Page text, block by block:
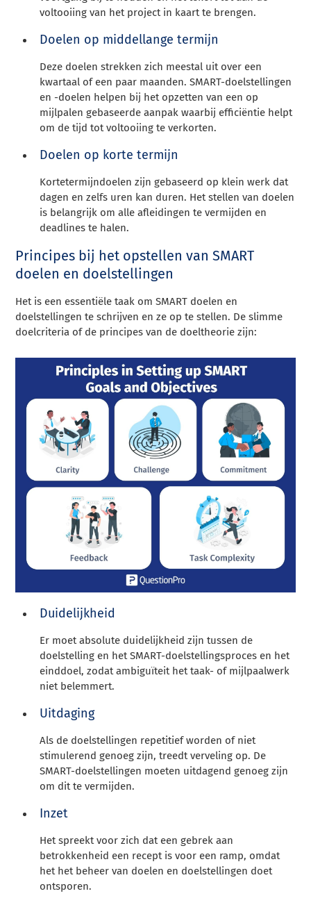
voltooiing van het project in kaart te brengen.
Doelen op middellange termijn
Deze doelen strekken zich meestal uit over een
kwartaal of een paar maanden. SMART-doelstellingen
en -doelen helpen bij het opzetten van een op
mijlpalen gebaseerde aanpak waarbij efficiëntie helpt
om de tijd tot voltooiing te verkorten.
Doelen op korte termijn
Kortetermijndoelen zijn gebaseerd op klein werk dat
dagen en zelfs uren kan duren. Het stellen van doelen
is belangrijk om alle afleidingen te vermijden en
deadlines te halen.
Principes bij het opstellen van SMART
doelen en doelstellingen
Het is een essentiële taak om SMART doelen en
doelstellingen te schrijven en ze op te stellen. De slimme
doelcriteria of de principes van de doeltheorie zijn:
Duidelijkheid
Er moet absolute duidelijkheid zijn tussen de
doelstelling en het SMART-doelstellingsproces en het
einddoel, zodat ambiguïteit het taak- of mijlpaalwerk
niet belemmert.
Uitdaging
Als de doelstellingen repetitief worden of niet
stimulerend genoeg zijn, treedt verveling op. De
SMART-doelstellingen moeten uitdagend genoeg zijn
om dit te vermijden.
Inzet
Het spreekt voor zich dat een gebrek aan
betrokkenheid een recept is voor een ramp, omdat
het het beheer van doelen en doelstellingen doet
ontsporen.